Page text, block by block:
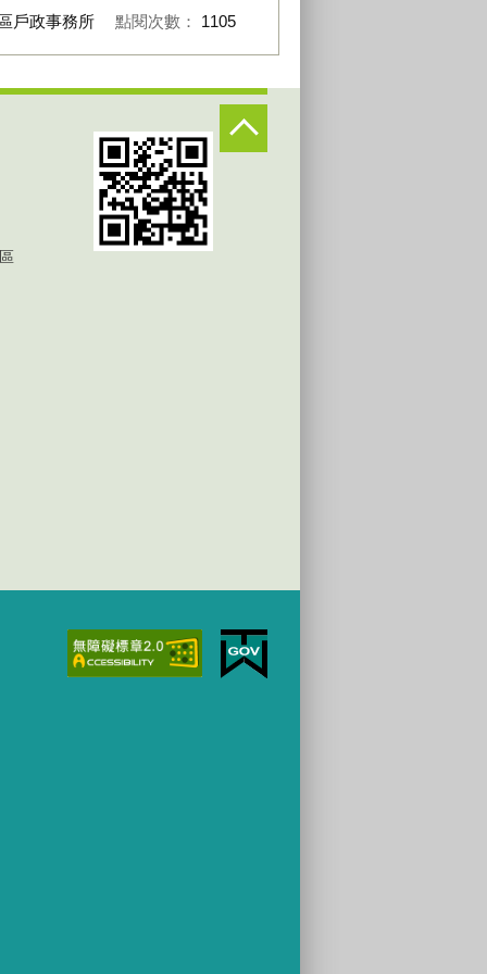
戶政事務所 點閱次數： 1105